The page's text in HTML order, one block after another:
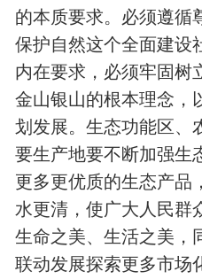
的本质要求。必须遵循
保护自然这个全面建设
内在要求，必须牢固树
金山银山的根本理念，
划发展。生态功能区、
要生产地要不断加强生
更多更优质的生态产品
水更清，使广大人民群
生命之美、生活之美，
联动发展探索更多市场